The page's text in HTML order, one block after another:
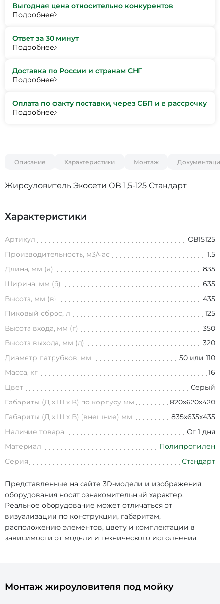
Выгодная цена относительно конкурентов
Подробнее
Ответ за 30 минут
Подробнее
Доставка по России и странам СНГ
Подробнее
Оплата по факту поставки, через СБП и в рассрочку
Подробнее
Описание Характеристики Монтаж
Жироуловитель Экосети ОВ 1,5-125 Стандарт
Характеристики
Артикул
ОВ15125
Производительность, м3/час
1.5
Длина, мм (а)
835
Ширина, мм (б)
635
Высота, мм (в)
435
Пиковый сброс, л
125
Высота входа, мм (г)
350
Высота выхода, мм (д)
320
Диаметр патрубков, мм
50 или 110
Масса, кг
16
Цвет
Серый
Габариты (Д х Ш х В) по корпусу мм
820х620х420
Габариты (Д х Ш х В) (внешние) мм
835х635х435
Наличие товара
От 1 дня
Материал
Полипропилен
Серия
Стандарт
Представленные на сайте 3D-модели и изображения
оборудования носят ознакомительный характер.
Реальное оборудование может отличаться от
визуализации по конструкции, габаритам,
расположению элементов, цвету и комплектации в
зависимости от модели и технического исполнения.
Монтаж жироуловителя под мойку